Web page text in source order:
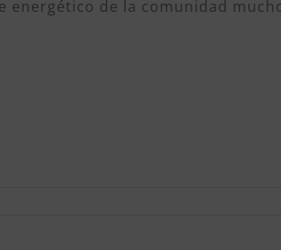
energético de la comunidad